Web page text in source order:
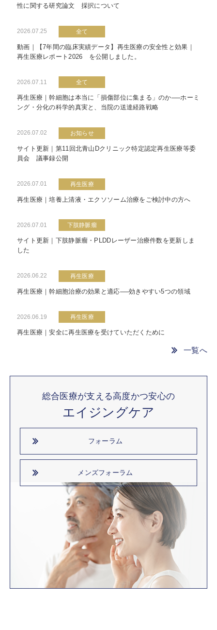
性に関する研究論文 採択について
2026.07.25 全て
動画｜【7年間の臨床実績データ】再生医療の安全性と効果｜
再生医療レポート2026 を公開しました。
2026.07.11 全て
再生医療｜幹細胞は本当に「損傷部位に集まる」のか──ホーミ
ング・分化の科学的真実と、当院の送達経路戦略
2026.07.02 お知らせ
サイト更新｜第11回北青山Dクリニック特定認定再生医療等委
員会 議事録公開
2026.07.01 再生医療
再生医療｜培養上清液・エクソソーム治療をご検討中の方へ
2026.07.01 下肢静脈瘤
サイト更新｜下肢静脈瘤・PLDDレーザー治療件数を更新しま
した
2026.06.22 再生医療
再生医療｜幹細胞治療の効果と適応──効きやすい5つの領域
2026.06.19 再生医療
再生医療｜安全に再生医療を受けていただくために
一覧へ
総合医療が支える高度かつ安心の
エイジングケア
フォーラム
メンズフォーラム